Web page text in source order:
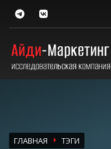
ГЛАВНАЯ ТЭГИ